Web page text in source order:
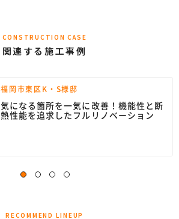
CONSTRUCTION CASE
関連する施工事例
福岡市東区K・S様邸
気になる箇所を一気に改善！機能性と断
熱性能を追求したフルリノベーション
RECOMMEND LINEUP